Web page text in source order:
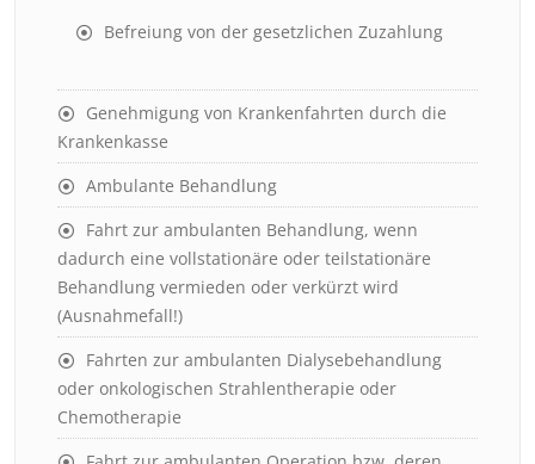
Befreiung von der gesetzlichen Zuzahlung
Genehmigung von Krankenfahrten durch die
Krankenkasse
Ambulante Behandlung
Fahrt zur ambulanten Behandlung, wenn
dadurch eine vollstationäre oder teilstationäre
Behandlung vermieden oder verkürzt wird
(Ausnahmefall!)
Fahrten zur ambulanten Dialysebehandlung
oder onkologischen Strahlentherapie oder
Chemotherapie